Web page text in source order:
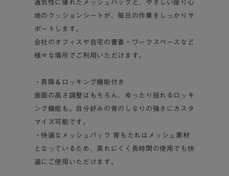
通気性に優れたメッシュバックと、やさしい座り心
地のクッションシートが、毎日の作業をしっかりサ
ポートします。
会社のオフィスや自宅の書斎・ワークスペースなど
様々な場所でご利用いただけます。
・昇降＆ロッキング機能付き
座面の高さ調整はもちろん、ゆったり揺れるロッキ
ング機能も。自分好みの背のしなりの強さにカスタ
マイズ可能です。
・快適なメッシュバック 背もたれはメッシュ素材
となっているため、蒸れにくく長時間の使用でも快
適にご使用いただけます。